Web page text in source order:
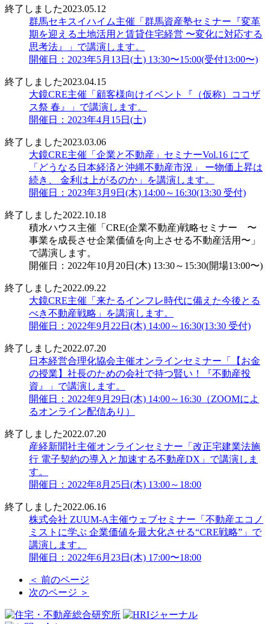
終了しました2023.05.12
群馬セキスイハイム主催「群馬資産塾セミナー『変革
期を迎える土地活用と賃貸住宅経営 〜変化に対応する
思考法』」で講演します。
開催日：2023年5月13日(土) 13:30〜15:00(受付13:00〜)
終了しました2023.04.15
大鏡CRE主催「顧客様向けイベント『（仮称）ココザ
ス祭 春』」で講演します。
開催日：2023年4月15日(土)
終了しました2023.03.06
大鏡CRE主催「企業と不動産」セミナーVol.16 にて
「どうなる日本経済と沖縄不動産市況」 ー物価上昇は
続き、 金利は上がるのか」を講演します。
開催日：2023年3月9日(木) 14:00～16:30(13:30 受付)
終了しました2022.10.18
積水ハウス主催「CRE(企業不動産)戦略セミナー 〜
事業を成長させ企業価値を向上させる不動産活用〜」
で講演します。
開催日：2022年10月20日(木) 13:30～15:30(開場13:00〜)
終了しました2022.09.22
大鏡CRE主催「来たるインフレ時代に備えた今後とる
べき不動産戦略」を講演します。
開催日：2022年9月22日(木) 14:00～16:30(13:30 受付)
終了しました2022.07.20
日本経営合理化協会主催オンラインセミナー「【お金
の授業】社長のための会社で持つ賢い！『不動産投
資』」で講演します。
開催日：2022年9月29日(木) 14:00～16:30（ZOOMによ
るオンライン配信あり）
終了しました2022.07.20
産経新聞社主催オンラインセミナー「改正宅建業法施
行 電子契約の導入と加速する不動産DX」で講演しま
す。
開催日：2022年8月25日(木) 13:00～18:00
終了しました2022.06.16
株式会社 ZUUM-A主催ウェブセミナー「不動産エコノ
ミストに学ぶ 企業価値を最大化させる“CRE戦略”」で
講演します。
開催日：2022年6月23日(木) 17:00〜18:00
＜ 前のページ
次のページ ＞